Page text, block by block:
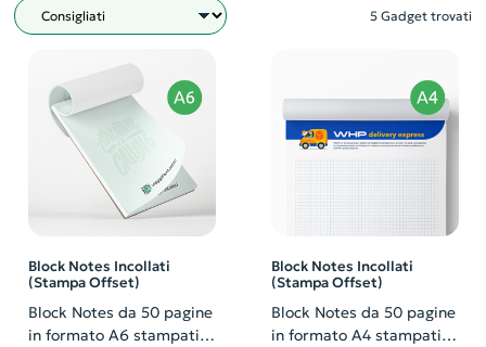
Filtro 5 Gadget trovati
Block Notes Incollati
(Stampa Offset)
Block Notes da 50 pagine
in formato A6 stampati
Block Notes Incollati
(Stampa Offset)
Block Notes da 50 pagine
in formato A4 stampati